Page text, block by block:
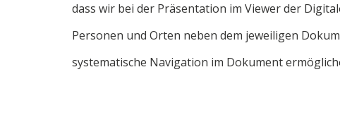
dass wir bei der Präsentation im Viewer der
Personen und Orten neben dem jeweiligen
systematische Navigation im Dokument